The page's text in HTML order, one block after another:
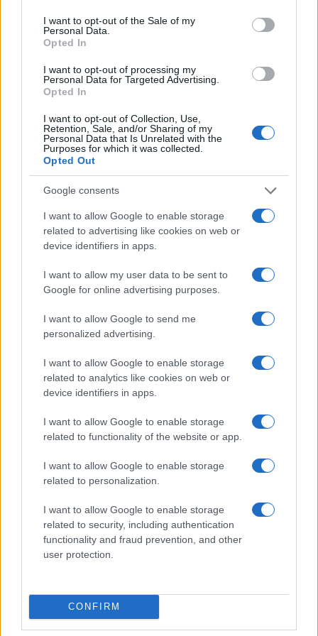
I want to opt-out of the Sale of my
Personal Data.
Opted In
I want to opt-out of processing my
Personal Data for Targeted Advertising.
Opted In
I want to opt-out of Collection, Use,
Retention, Sale, and/or Sharing of my
Personal Data that Is Unrelated with the
Purposes for which it was collected.
Opted Out
Google consents
I want to allow Google to enable storage
related to advertising like cookies on web or
device identifiers in apps.
I want to allow my user data to be sent to
Google for online advertising purposes.
I want to allow Google to send me
personalized advertising.
I want to allow Google to enable storage
related to analytics like cookies on web or
device identifiers in apps.
I want to allow Google to enable storage
related to functionality of the website or app.
I want to allow Google to enable storage
related to personalization.
I want to allow Google to enable storage
related to security, including authentication
functionality and fraud prevention, and other
user protection.
CONFIRM
Rispondi
ChiaraM
Siccome ho ancora l’olimpiade gareggiata in testa, vorrei
spendere parole d’elogio e rammarico x *Franco Bragagna*
ke da molti anni, credo decenni, commenta egregiamente in
particolare l’atletica leggera.
Va in pensione e mi mancherà anke se spero ke ki lo
sostituirà abbia imparato qlc da lui
Carica altri commenti
IL PIÙ LETTO DEL MESE